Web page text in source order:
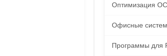
Оптимизация ОС
Офисные
Программы для